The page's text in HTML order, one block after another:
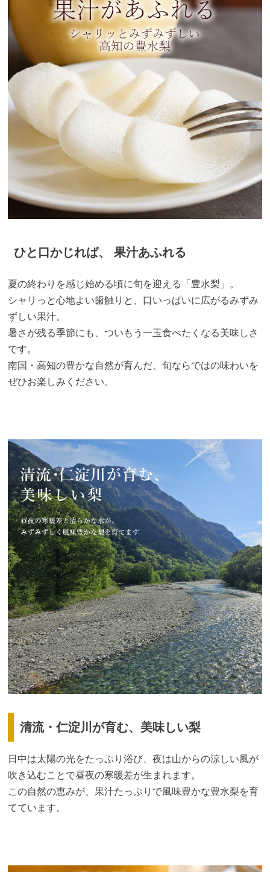
ひと口かじれば、 果汁あふれる
夏の終わりを感じ始める頃に旬を迎える「豊水梨」。
シャリっと心地よい歯触りと、口いっぱいに広がるみずみ
ずしい果汁。
暑さが残る季節にも、ついもう一玉食べたくなる美味しさ
です。
南国・高知の豊かな自然が育んだ、旬ならではの味わいを
ぜひお楽しみください。
清流・仁淀川が育む、美味しい梨
日中は太陽の光をたっぷり浴び、夜は山からの涼しい風が
吹き込むことで昼夜の寒暖差が生まれます。
この自然の恵みが、果汁たっぷりで風味豊かな豊水梨を育
てています。